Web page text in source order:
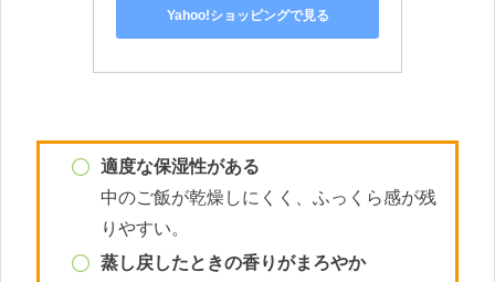
Yahoo!ショッピングで見る
適度な保湿性がある
中のご飯が乾燥しにくく、ふっくら感が残
りやすい。
蒸し戻したときの香りがまろやか